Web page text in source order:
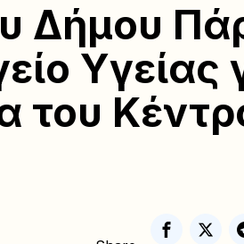
Δήμου
Υγείας
του